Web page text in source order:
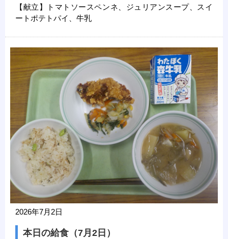
【献立】トマトソースペンネ、ジュリアンスープ、スイ
ートポテトパイ、牛乳
2026年7月2日
本日の給食（7月2日）